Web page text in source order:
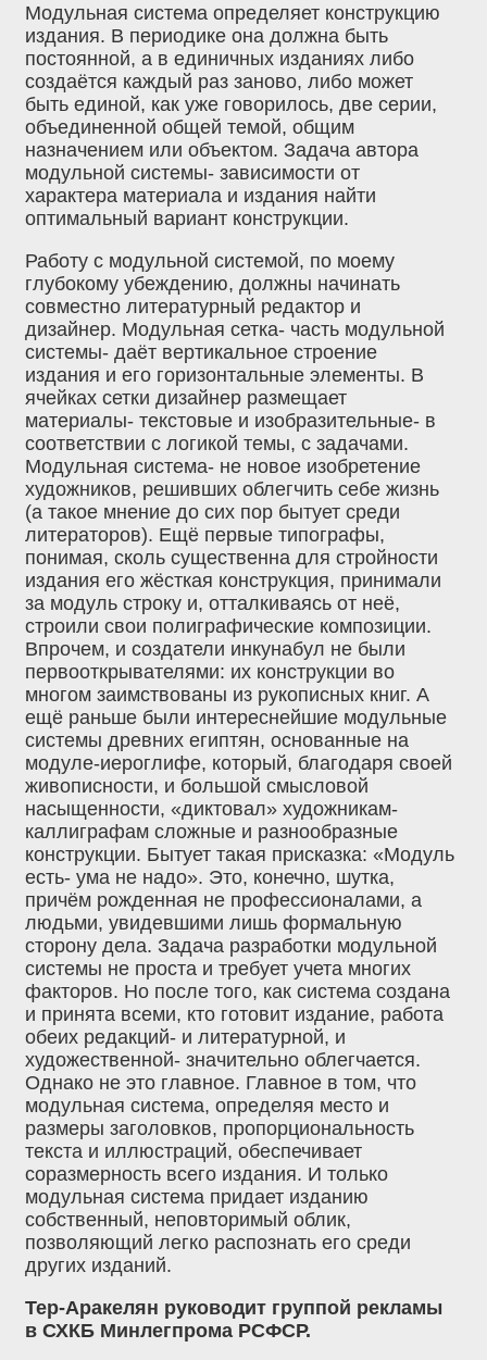
Модульная система определяет конструкцию
издания. В периодике она должна быть
постоянной, а в единичных изданиях либо
создаётся каждый раз заново, либо может
быть единой, как уже говорилось, две серии,
объединенной общей темой, общим
назначением или объектом. Задача автора
модульной системы- зависимости от
характера материала и издания найти
оптимальный вариант конструкции.
Работу с модульной системой, по моему
глубокому убеждению, должны начинать
совместно литературный редактор и
дизайнер. Модульная сетка- часть модульной
системы- даёт вертикальное строение
издания и его горизонтальные элементы. В
ячейках сетки дизайнер размещает
материалы- текстовые и изобразительные- в
соответствии с логикой темы, с задачами.
Модульная система- не новое изобретение
художников, решивших облегчить себе жизнь
(а такое мнение до сих пор бытует среди
литераторов). Ещё первые типографы,
понимая, сколь существенна для стройности
издания его жёсткая конструкция, принимали
за модуль строку и, отталкиваясь от неё,
строили свои полиграфические композиции.
Впрочем, и создатели инкунабул не были
первооткрывателями: их конструкции во
многом заимствованы из рукописных книг. А
ещё раньше были интереснейшие модульные
системы древних египтян, основанные на
модуле-иероглифе, который, благодаря своей
живописности, и большой смысловой
насыщенности, «диктовал» художникам-
каллиграфам сложные и разнообразные
конструкции. Бытует такая присказка: «Модуль
есть- ума не надо». Это, конечно, шутка,
причём рожденная не профессионалами, а
людьми, увидевшими лишь формальную
сторону дела. Задача разработки модульной
системы не проста и требует учета многих
факторов. Но после того, как система создана
и принята всеми, кто готовит издание, работа
обеих редакций- и литературной, и
художественной- значительно облегчается.
Однако не это главное. Главное в том, что
модульная система, определяя место и
размеры заголовков, пропорциональность
текста и иллюстраций, обеспечивает
соразмерность всего издания. И только
модульная система придает изданию
собственный, неповторимый облик,
позволяющий легко распознать его среди
других изданий.
Тер-Аракелян руководит группой рекламы
в СХКБ Минлегпрома РСФСР.